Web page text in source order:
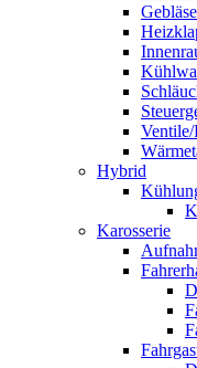
Hybrid
Karosserie